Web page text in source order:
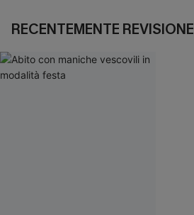
RECENTEMENTE REVISIONE